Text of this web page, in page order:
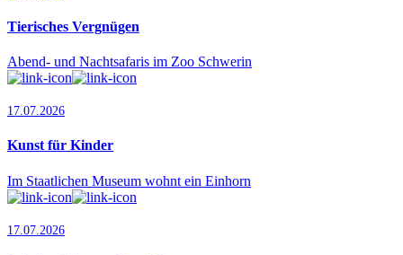
Tierisches Vergnügen
Abend- und Nachtsafaris im Zoo Schwerin
17.07.2026
Kunst für Kinder
Im Staatlichen Museum wohnt ein Einhorn
17.07.2026